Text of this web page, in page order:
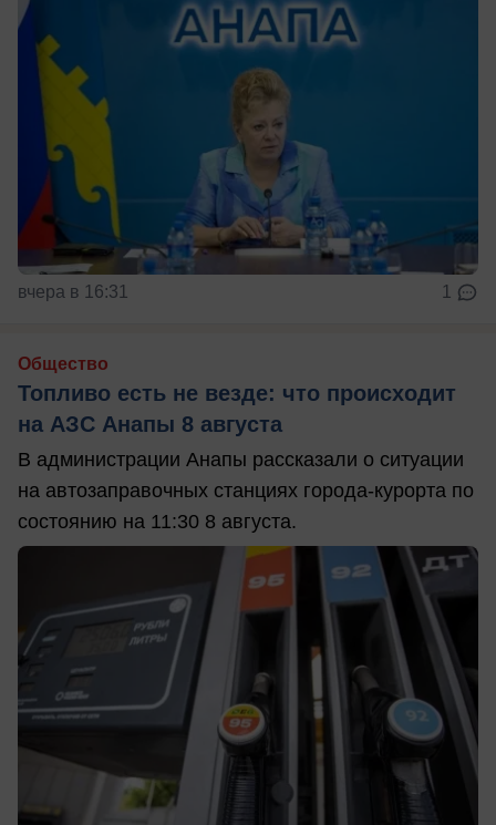
вчера в 16:31 1
Общество
Топливо есть не везде: что происходит
на АЗС Анапы 8 августа
В администрации Анапы рассказали о ситуации
на автозаправочных станциях города-курорта по
состоянию на 11:30 8 августа.